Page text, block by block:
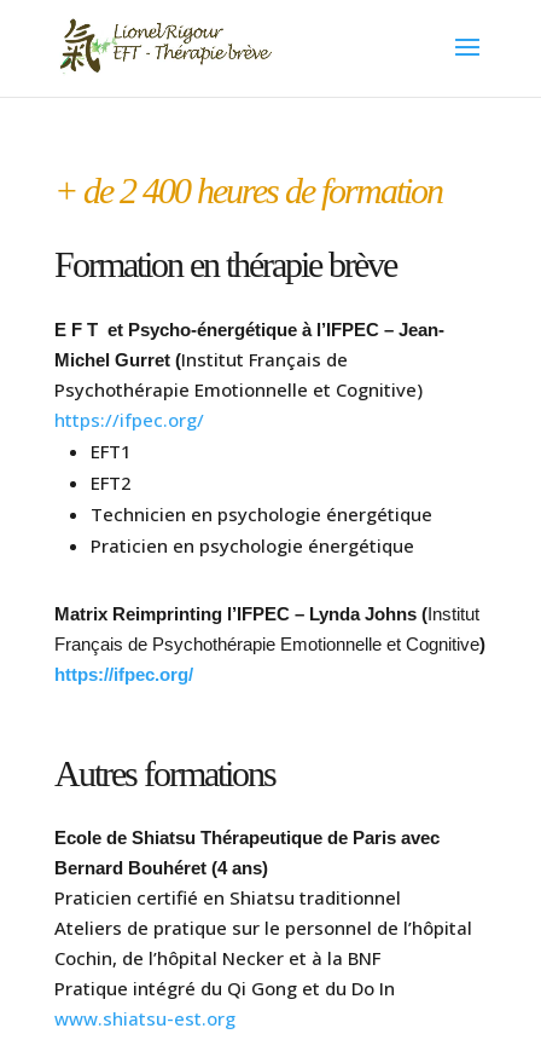
+ de 2 400 heures de formation
Formation en thérapie brève
E F T et Psycho-énergétique à l’IFPEC – Jean-
Michel Gurret (Institut Français de
Psychothérapie Emotionnelle et Cognitive)
https://ifpec.org/
EFT1
EFT2
Technicien en psychologie énergétique
Praticien en psychologie énergétique
Matrix Reimprinting l’IFPEC – Lynda Johns (Institut
Français de Psychothérapie Emotionnelle et Cognitive)
https://ifpec.org/
Autres formations
Ecole de Shiatsu Thérapeutique de Paris avec
Bernard Bouhéret (4 ans)
Praticien certifié en Shiatsu traditionnel
Ateliers de pratique sur le personnel de l’hôpital
Cochin, de l’hôpital Necker et à la BNF
Pratique intégré du Qi Gong et du Do In
www.shiatsu-est.org